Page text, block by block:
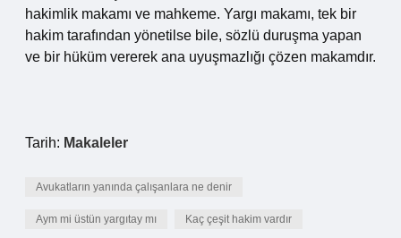
hakimlik makamı ve mahkeme. Yargı makamı, tek bir
hakim tarafından yönetilse bile, sözlü duruşma yapan
ve bir hüküm vererek ana uyuşmazlığı çözen makamdır.
Tarih: Makaleler
Avukatların yanında çalışanlara ne denir
Aym mi üstün yargıtay mı Kaç çeşit hakim vardır